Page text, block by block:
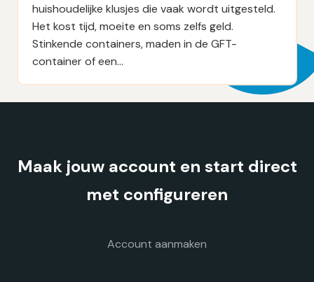
huishoudelijke klusjes die vaak wordt uitgesteld.
Het kost tijd, moeite en soms zelfs geld.
Stinkende containers, maden in de GFT-
container of een…
Maak jouw account en start direct
met configureren
Account aanmaken